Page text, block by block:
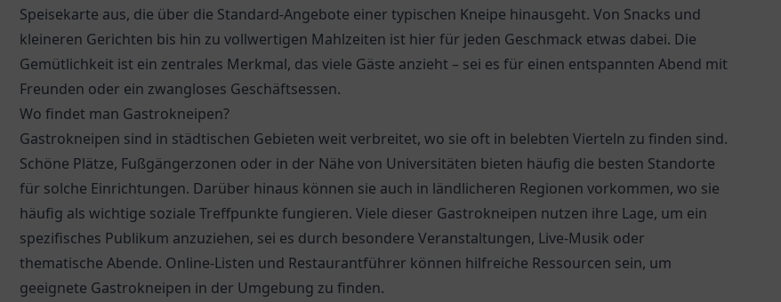
Speisekarte aus, die über die Standard-Angebote einer typischen Kneipe hinausgeht. Von Snacks und
kleineren Gerichten bis hin zu vollwertigen Mahlzeiten ist hier für jeden Geschmack etwas dabei. Die
Gemütlichkeit ist ein zentrales Merkmal, das viele Gäste anzieht – sei es für einen entspannten Abend mit
Freunden oder ein zwangloses Geschäftsessen.
Wo findet man Gastrokneipen?
Gastrokneipen sind in städtischen Gebieten weit verbreitet, wo sie oft in belebten Vierteln zu finden sind.
Schöne Plätze, Fußgängerzonen oder in der Nähe von Universitäten bieten häufig die besten Standorte
für solche Einrichtungen. Darüber hinaus können sie auch in ländlicheren Regionen vorkommen, wo sie
häufig als wichtige soziale Treffpunkte fungieren. Viele dieser Gastrokneipen nutzen ihre Lage, um ein
spezifisches Publikum anzuziehen, sei es durch besondere Veranstaltungen, Live-Musik oder
thematische Abende. Online-Listen und Restaurantführer können hilfreiche Ressourcen sein, um
geeignete Gastrokneipen in der Umgebung zu finden.